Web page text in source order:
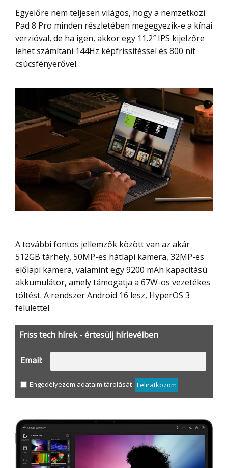
Egyelőre nem teljesen világos, hogy a nemzetközi
Pad 8 Pro minden részletében megegyezik-e a kínai
verzióval, de ha igen, akkor egy 11.2″ IPS kijelzőre
lehet számítani 144Hz képfrissítéssel és 800 nit
csúcsfényerővel.
A további fontos jellemzők között van az akár
512GB tárhely, 50MP-es hátlapi kamera, 32MP-es
előlapi kamera, valamint egy 9200 mAh kapacitású
akkumulátor, amely támogatja a 67W-os vezetékes
töltést. A rendszer Android 16 lesz, HyperOS 3
felülettel.
Friss tech hírek - értesülj hírlevélben
Email:
Engedélyezem adataim tárolását Feliratkozom